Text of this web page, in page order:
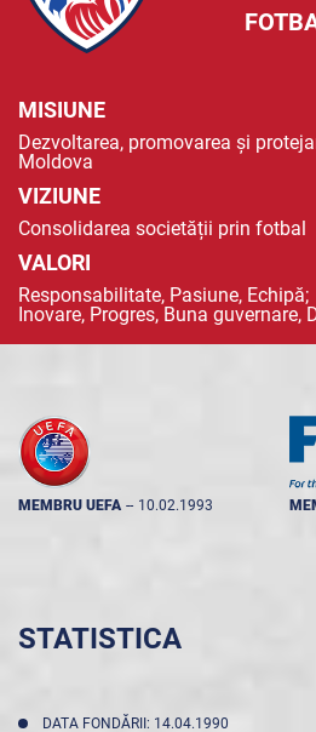
MISIUNE
Dezvoltarea, promovarea și
Moldova
VIZIUNE
Consolidarea societății prin fotbal
VALORI
Responsabilitate, Pasiune, Echipă;
Inovare, Progres, Buna
MEMBRU UEFA -- 10.02.1993
STATISTICA
DATA FONDĂRII: 14.04.1990